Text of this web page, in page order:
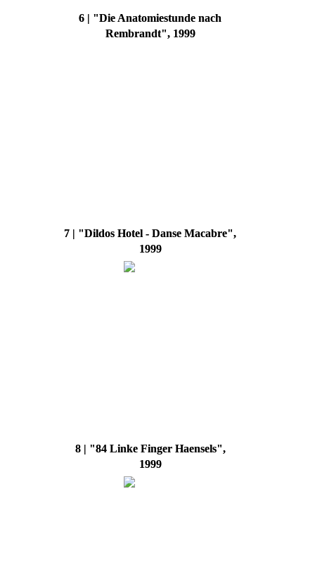
6 | "Die Anatomiestunde nach
Rembrandt", 1999
7 | "Dildos Hotel - Danse Macabre",
1999
8 | "84 Linke Finger Haensels",
1999